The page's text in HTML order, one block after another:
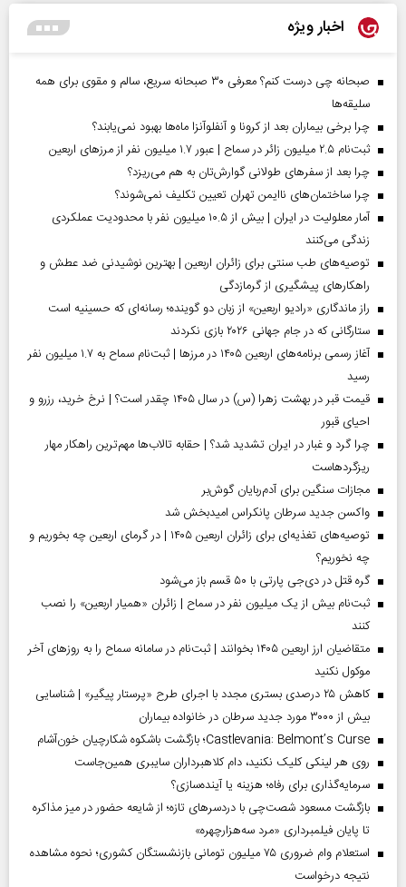
اخبار ویژه
صبحانه چی درست کنم؟ معرفی ۳۰ صبحانه سریع، سالم و مقوی برای همه
سلیقه‌ها
چرا برخی بیماران بعد از کرونا و آنفلوآنزا ماه‌ها بهبود نمی‌یابند؟
ثبت‌نام ۲.۵ میلیون زائر در سماح | عبور ۱.۷ میلیون نفر از مرز‌های اربعین
چرا بعد از سفرهای طولانی گوارش‌تان به هم می‌ریزد؟
چرا ساختمان‌های ناایمن تهران تعیین تکلیف نمی‌شوند؟
آمار معلولیت در ایران | بیش از ۱۰.۵ میلیون نفر با محدودیت عملکردی
زندگی می‌کنند
توصیه‌های طب سنتی برای زائران اربعین | بهترین نوشیدنی ضد عطش و
راهکارهای پیشگیری از گرمازدگی
راز ماندگاری «رادیو اربعین» از زبان دو گوینده؛ رسانه‌ای که حسینیه است
ستارگانی که در جام جهانی ۲۰۲۶ بازی نکردند
آغاز رسمی برنامه‌های اربعین ۱۴۰۵ در مرز‌ها | ثبت‌نام سماح به ۱.۷ میلیون نفر
رسید
قیمت قبر در بهشت زهرا (س) در سال ۱۴۰۵ چقدر است؟ | نرخ خرید، رزرو و
احیای قبور
چرا گرد و غبار در ایران تشدید شد؟ | حقابه تالاب‌ها مهم‌ترین راهکار مهار
ریزگردهاست
مجازات سنگین برای آدم‌ربایان گوش‌بر
واکسن جدید سرطان پانکراس امیدبخش شد
توصیه‌های تغذیه‌ای برای زائران اربعین ۱۴۰۵ | در گرمای اربعین چه بخوریم و
چه نخوریم؟
گره قتل در دی‌جی پارتی با ۵۰ قسم باز می‌شود
ثبت‌نام بیش از یک میلیون نفر در سماح | زائران «همیار اربعین» را نصب
کنند
متقاضیان ارز اربعین ۱۴۰۵ بخوانند | ثبت‌نام در سامانه سماح را به روز‌های آخر
موکول نکنید
کاهش ۲۵ درصدی بستری مجدد با اجرای طرح «پرستار پیگیر» | شناسایی
بیش از ۳۰۰۰ مورد جدید سرطان در خانواده بیماران
Castlevania: Belmont’s Curse؛ بازگشت باشکوه شکارچیان خون‌آشام
روی هر لینکی کلیک نکنید، دام کلاهبرداران سایبری همین‌جاست
سرمایه‌گذاری برای رفاه؛ هزینه یا آینده‌سازی؟
بازگشت مسعود شصت‌چی با دردسر‌های تازه؛ از شایعه حضور در میز مذاکره
تا پایان فیلمبرداری «مرد سه‌هزارچهره»
استعلام وام ضروری ۷۵ میلیون تومانی بازنشستگان کشوری؛ نحوه مشاهده
نتیجه درخواست